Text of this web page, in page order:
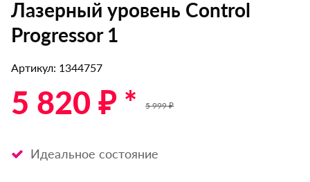
Лазерный уровень Control
Progressor 1
Артикул: 1344757
5 820 ₽ * 5 999 ₽
Идеальное состояние